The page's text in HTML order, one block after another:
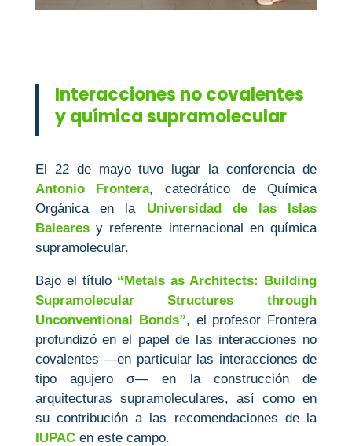
Interacciones no covalentes
y química supramolecular
El 22 de mayo tuvo lugar la conferencia de
Antonio Frontera, catedrático de Química
Orgánica en la Universidad de las Islas
Balearesy referente internacional en química
supramolecular.
Bajo el título “Metals as Architects: Building
Supramolecular Structures through
Unconventional Bonds”, el profesor Frontera
profundizó en el papel de las interacciones no
covalentes —en particular las interacciones de
tipo agujero σ— en la construcción de
arquitecturas supramoleculares, así como en
su contribución a las recomendaciones de la
IUPACen este campo.